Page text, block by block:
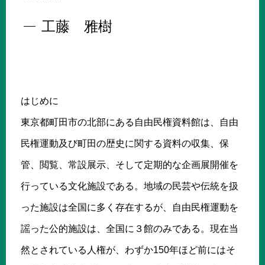
工藤 雅樹
はじめに
東京都町田市の北部にある自由民権資料館は、自由
民権運動及び町田の歴史に関する資料の収集、保
管、閲覧、常設展示、そして定期的な企画展開催を
行っている文化施設である。地域の民芸や伝統を扱
った施設は全国に多く存在するが、自由民権運動を
謡った公的施設は、全国に３館のみである。現在当
然とされている人権が、わずか150年ほど前にはそ